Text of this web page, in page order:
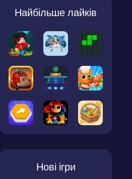
Найбільше лайків
Нові ігри